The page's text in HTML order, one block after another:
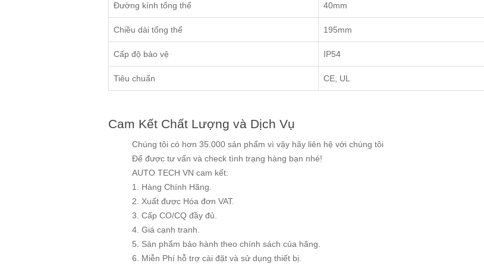
Đường kính tổng thể 40mm
Chiều dài tổng thể 195mm
Cấp độ bảo vệ IP54
Tiêu chuẩn CE, UL
Cam Kết Chất Lượng và Dịch Vụ
Chúng tôi có hơn 35.000 sản phẩm vì vậy hãy liên hệ với chúng tôi
Để được tư vấn và check tình trạng hàng bạn nhé!
AUTO TECH VN cam kết:
1. Hàng Chính Hãng.
2. Xuất được Hóa đơn VAT.
3. Cấp CO/CQ đầy đủ.
4. Giá cạnh tranh.
5. Sản phẩm bảo hành theo chính sách của hãng.
6. Miễn Phí hỗ trợ cài đặt và sử dụng thiết bị.